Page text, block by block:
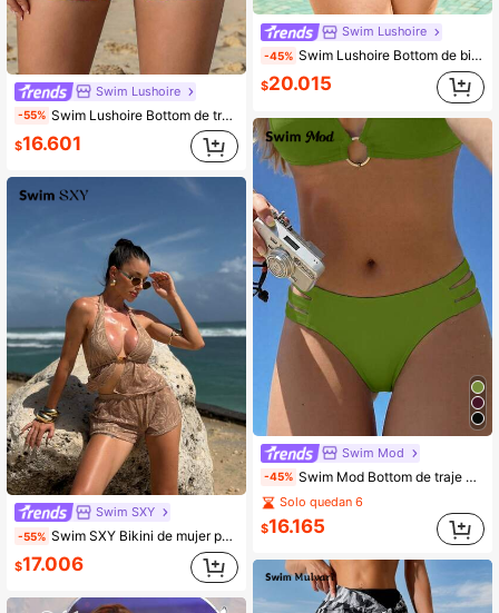
Swim Lushoire
-55% Swim Lushoire Bottom de traje de baño de tiro alto con estampado floral multicolor aleatorio para mujer
$16.601
Swim SXY
-55% Swim SXY Bikini de mujer para verano, casual, Bottom de traje de baño de punto con textura de hoja y lazo, shorts de playa para piscina, fiesta, vacaciones y salidas
$17.006
Swim Lushoire
-45% Swim Lushoire Bottom de bikini de vacaciones de fiesta sexy con cordón para mujer de talla grande de un solo color
$20.015
Swim Mod
-45% Swim Mod Bottom de traje de baño de verano con diseño calado para vacaciones en la playa para mujer
Solo quedan 6
$16.165